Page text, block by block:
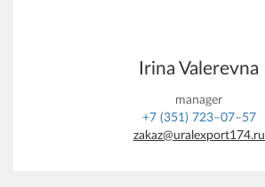
Irina Valerevna
manager
+7 (351) 723–07–57
zakaz@uralexport174.ru